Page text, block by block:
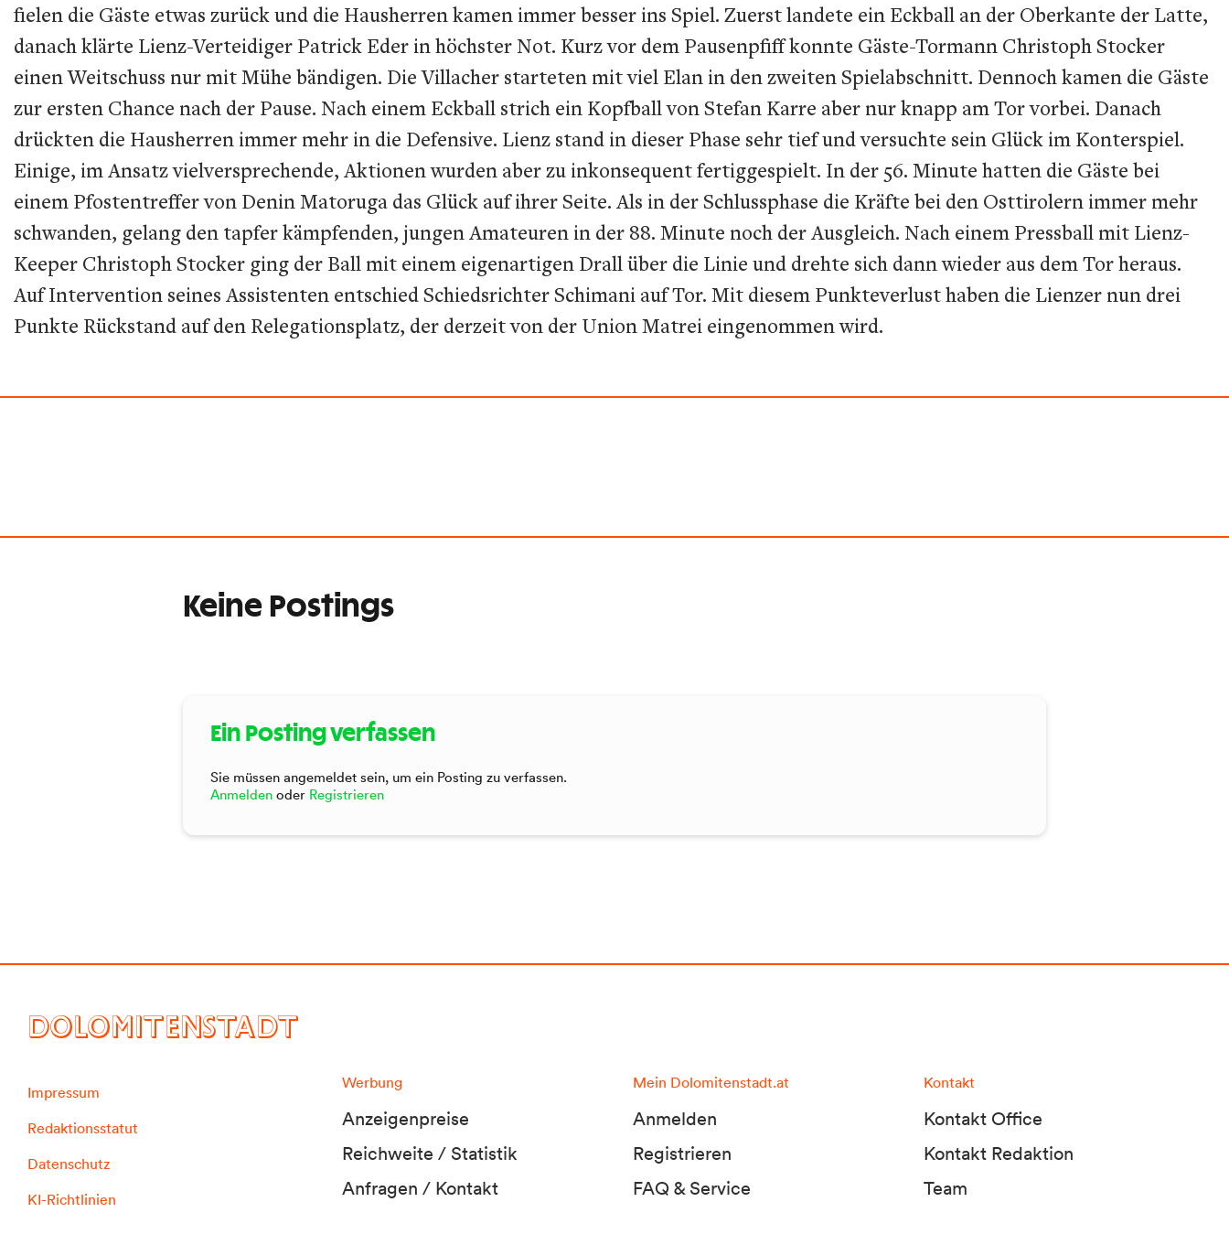
fielen die Gäste etwas zurück und die Hausherren kamen immer besser ins Spiel. Zuerst landete ein Eckball an der Oberkante der Latte,
danach klärte Lienz-Verteidiger Patrick Eder in höchster Not. Kurz vor dem Pausenpfiff konnte Gäste-Tormann Christoph Stocker
einen Weitschuss nur mit Mühe bändigen. Die Villacher starteten mit viel Elan in den zweiten Spielabschnitt. Dennoch kamen die Gäste
zur ersten Chance nach der Pause. Nach einem Eckball strich ein Kopfball von Stefan Karre aber nur knapp am Tor vorbei. Danach
drückten die Hausherren immer mehr in die Defensive. Lienz stand in dieser Phase sehr tief und versuchte sein Glück im Konterspiel.
Einige, im Ansatz vielversprechende, Aktionen wurden aber zu inkonsequent fertiggespielt. In der 56. Minute hatten die Gäste bei
einem Pfostentreffer von Denin Matoruga das Glück auf ihrer Seite. Als in der Schlussphase die Kräfte bei den Osttirolern immer mehr
schwanden, gelang den tapfer kämpfenden, jungen Amateuren in der 88. Minute noch der Ausgleich. Nach einem Pressball mit Lienz-
Keeper Christoph Stocker ging der Ball mit einem eigenartigen Drall über die Linie und drehte sich dann wieder aus dem Tor heraus.
Auf Intervention seines Assistenten entschied Schiedsrichter Schimani auf Tor. Mit diesem Punkteverlust haben die Lienzer nun drei
Punkte Rückstand auf den Relegationsplatz, der derzeit von der Union Matrei eingenommen wird.
Keine Postings
Ein Posting verfassen
Sie müssen angemeldet sein, um ein Posting zu verfassen.
Anmelden oder Registrieren
DOLOMITENSTADT
Impressum
Redaktionsstatut
Datenschutz
KI-Richtlinien
Werbung
Anzeigenpreise
Reichweite / Statistik
Anfragen / Kontakt
Mein Dolomitenstadt.at
Anmelden
Registrieren
FAQ & Service
Kontakt
Kontakt Office
Kontakt Redaktion
Team